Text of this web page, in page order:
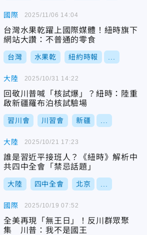
國際
台灣水果乾躍上國際媒體！紐時旗下
網站大讚：不普通的零食
台灣 水果乾 紐約時報
2025/11/06 14:04
大陸
回敬川普喊「核試爆」？紐時：陸重
啟新疆羅布泊核試驗場
習川會 川習會 新疆
2025/10/31 14:22
大陸
誰是習近平接班人？《紐時》解析中
共四中全會「禁忌話題」
大陸 四中全會 北京
2025/10/21 17:23
國際
全美再現「無王日」！反川群眾聚
集 川普：我不是國王
2025/10/19 07:52